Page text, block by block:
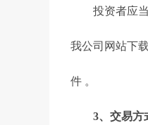
投资者应当
我公司网站下
件 。
3、交易方